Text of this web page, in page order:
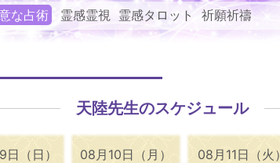
な占術 霊感霊視 霊感タロット 祈願祈禱
天陸先生のスケジュール
（日） 08月10日（月） 08月11日（火）